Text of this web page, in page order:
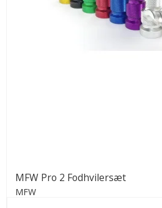
MFW Pro 2 Fodhvilersæt
MFW